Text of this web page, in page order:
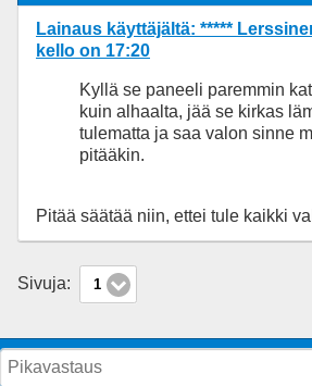
Lainaus käyttäjältä: *****
kello on 17:20
Kyllä se paneeli paremmin
kuin alhaalta, jää se kirkas
tulematta ja saa valon sinne
pitääkin.
Pitää säätää niin, ettei tule kaikki
Sivuja: 1